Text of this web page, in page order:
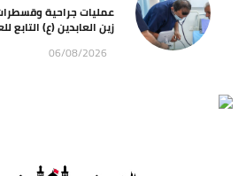
عمليات جراحية
زين العابدين (ع) التابع
06/08/2026